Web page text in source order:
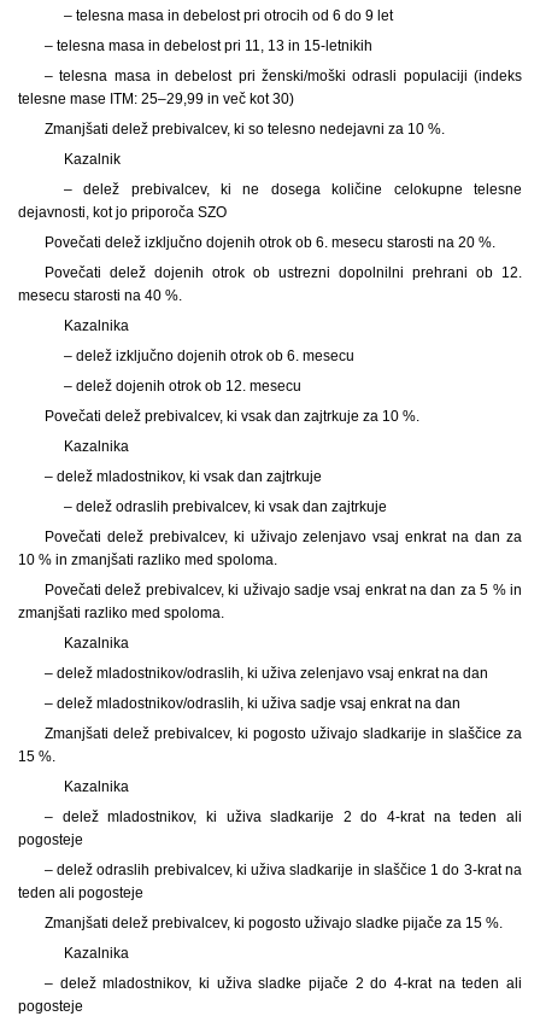
– telesna masa in debelost pri otrocih od 6 do 9 let
– telesna masa in debelost pri 11, 13 in 15-letnikih
– telesna masa in debelost pri ženski/moški odrasli populaciji (indeks
telesne mase ITM: 25–29,99 in več kot 30)
Zmanjšati delež prebivalcev, ki so telesno nedejavni za 10 %.
Kazalnik
– delež prebivalcev, ki ne dosega količine celokupne telesne
dejavnosti, kot jo priporoča SZO
Povečati delež izključno dojenih otrok ob 6. mesecu starosti na 20 %.
Povečati delež dojenih otrok ob ustrezni dopolnilni prehrani ob 12.
mesecu starosti na 40 %.
Kazalnika
– delež izključno dojenih otrok ob 6. mesecu
– delež dojenih otrok ob 12. mesecu
Povečati delež prebivalcev, ki vsak dan zajtrkuje za 10 %.
Kazalnika
– delež mladostnikov, ki vsak dan zajtrkuje
– delež odraslih prebivalcev, ki vsak dan zajtrkuje
Povečati delež prebivalcev, ki uživajo zelenjavo vsaj enkrat na dan za
10 % in zmanjšati razliko med spoloma.
Povečati delež prebivalcev, ki uživajo sadje vsaj enkrat na dan za 5 % in
zmanjšati razliko med spoloma.
Kazalnika
– delež mladostnikov/odraslih, ki uživa zelenjavo vsaj enkrat na dan
– delež mladostnikov/odraslih, ki uživa sadje vsaj enkrat na dan
Zmanjšati delež prebivalcev, ki pogosto uživajo sladkarije in slaščice za
15 %.
Kazalnika
– delež mladostnikov, ki uživa sladkarije 2 do 4-krat na teden ali
pogosteje
– delež odraslih prebivalcev, ki uživa sladkarije in slaščice 1 do 3-krat na
teden ali pogosteje
Zmanjšati delež prebivalcev, ki pogosto uživajo sladke pijače za 15 %.
Kazalnika
– delež mladostnikov, ki uživa sladke pijače 2 do 4-krat na teden ali
pogosteje